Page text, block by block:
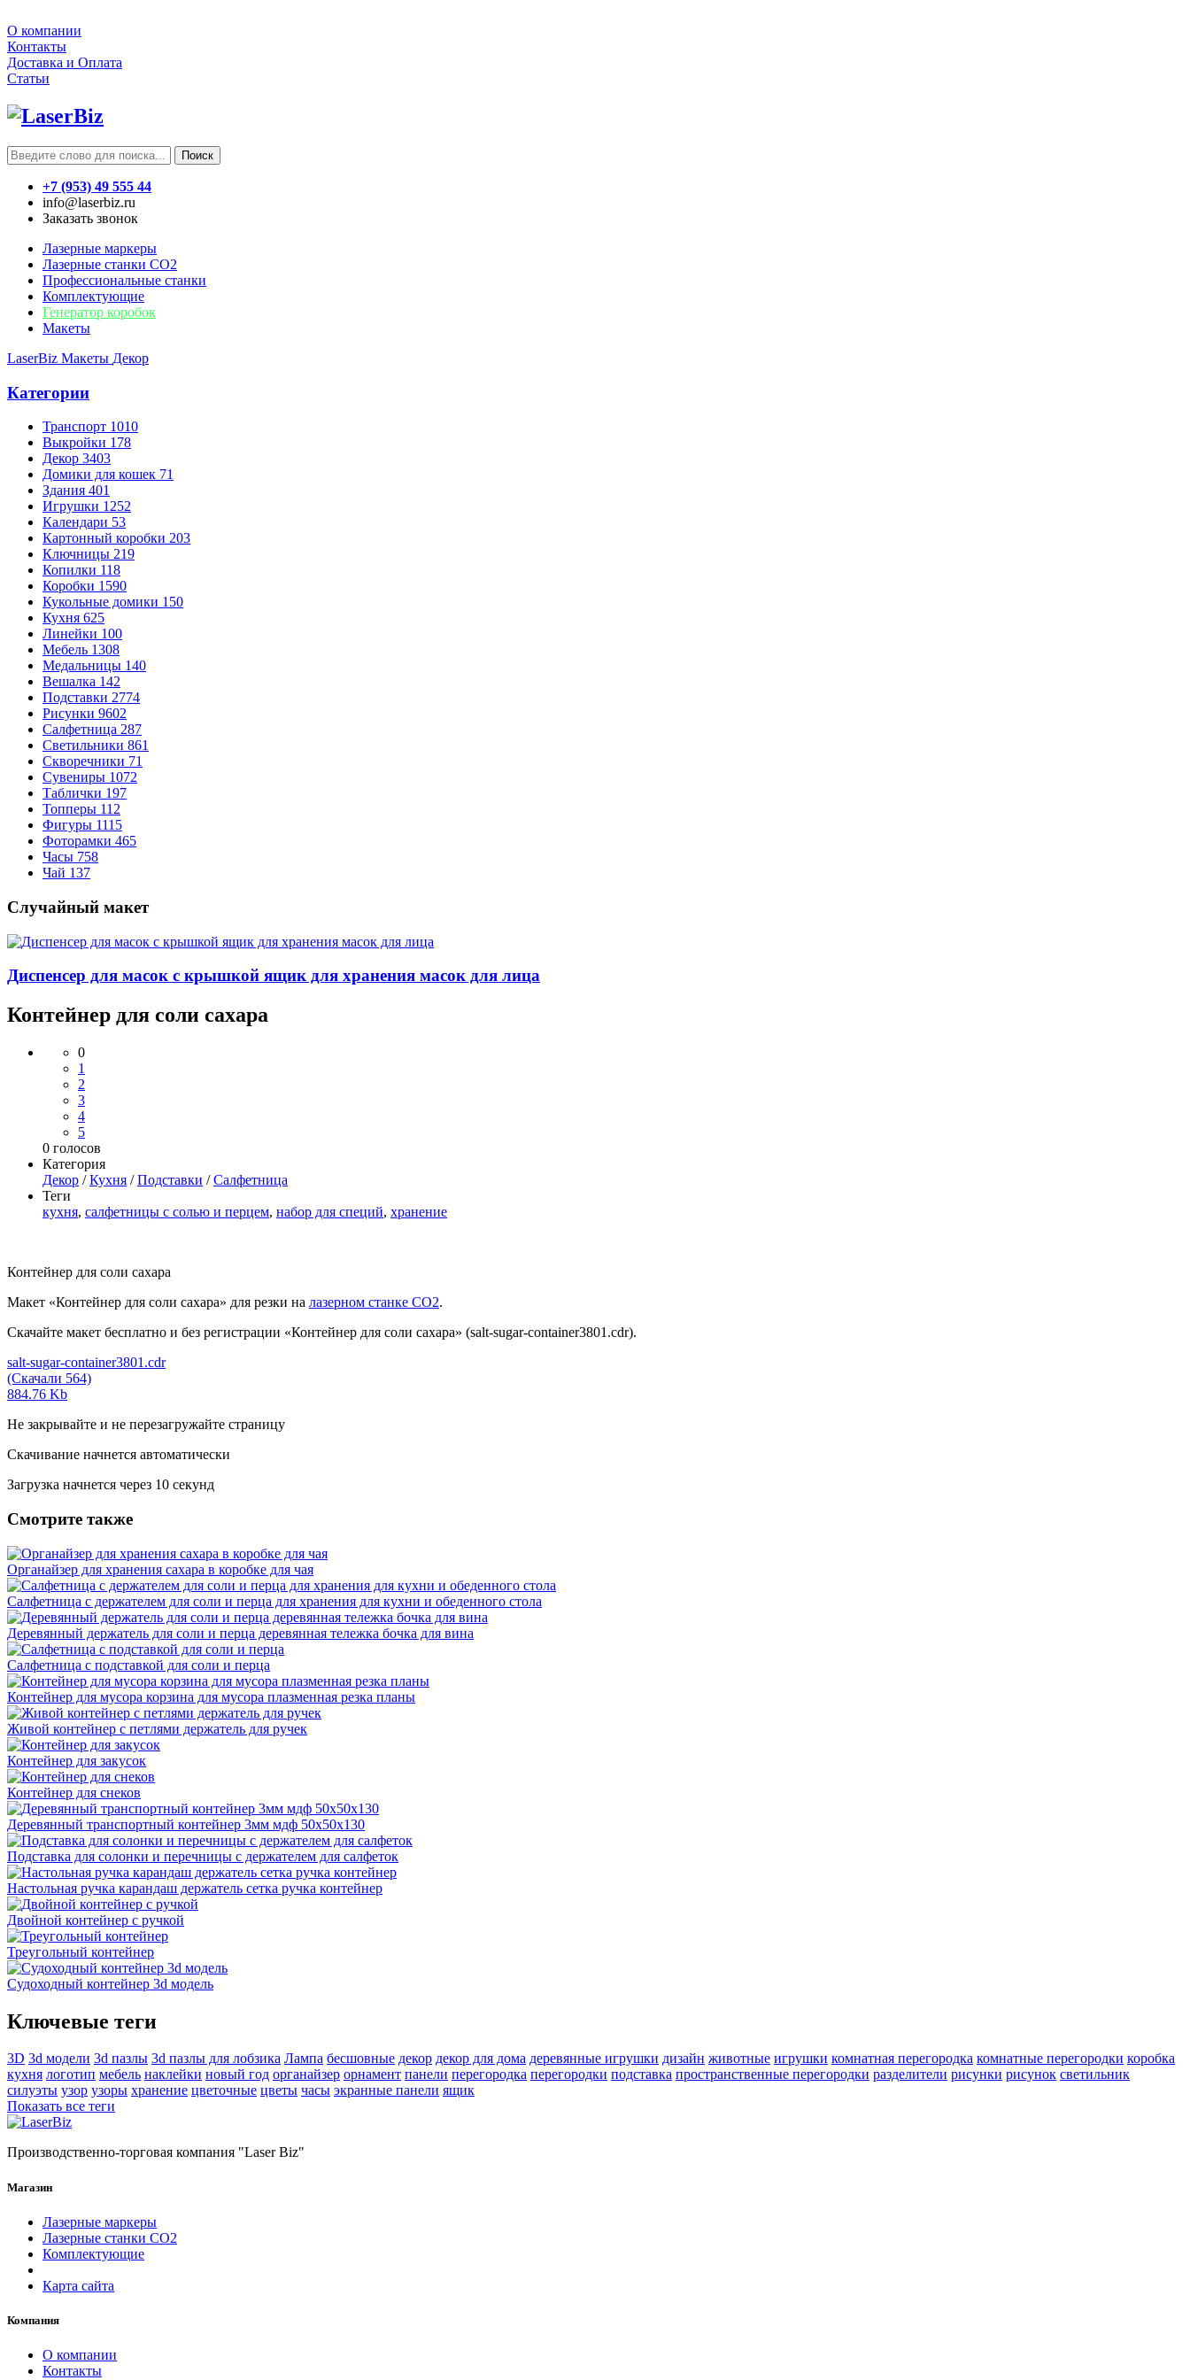
О компании
Контакты
Доставка и Оплата
Статьи
Поиск
+7 (953) 49 555 44
info@laserbiz.ru
Заказать звонок
Лазерные маркеры
Лазерные станки CO2
Профессиональные станки
Комплектующие
Генератор коробок
Макеты
LaserBiz Макеты Декор
Категории
Транспорт 1010
Выкройки 178
Декор 3403
Домики для кошек 71
Здания 401
Игрушки 1252
Календари 53
Картонный коробки 203
Ключницы 219
Копилки 118
Коробки 1590
Кукольные домики 150
Кухня 625
Линейки 100
Мебель 1308
Медальницы 140
Вешалка 142
Подставки 2774
Рисунки 9602
Салфетница 287
Светильники 861
Скворечники 71
Сувениры 1072
Таблички 197
Топперы 112
Фигуры 1115
Фоторамки 465
Часы 758
Чай 137
Случайный макет
Диспенсер для масок с крышкой ящик для хранения масок для лица
Контейнер для соли сахара
0
1
2
3
4
5
0 голосов
Категория
Декор /Кухня /Подставки /Салфетница
Теги
кухня, салфетницы с солью и перцем, набор для специй, хранение
Контейнер для соли сахара
Макет «Контейнер для соли сахара» для резки на лазерном станке СО2.
Скачайте макет бесплатно и без регистрации «Контейнер для соли сахара» (salt-sugar-container3801.cdr).
salt-sugar-container3801.cdr
(Скачали 564)
884.76 Kb
Не закрывайте и не перезагружайте страницу
Скачивание начнется автоматически
Загрузка начнется через 10 секунд
Смотрите также
Органайзер для хранения сахара в коробке для чая
Салфетница с держателем для соли и перца для хранения для кухни и обеденного стола
Деревянный держатель для соли и перца деревянная тележка бочка для вина
Салфетница с подставкой для соли и перца
Контейнер для мусора корзина для мусора плазменная резка планы
Живой контейнер с петлями держатель для ручек
Контейнер для закусок
Контейнер для снеков
Деревянный транспортный контейнер 3мм мдф 50х50х130
Подставка для солонки и перечницы с держателем для салфеток
Настольная ручка карандаш держатель сетка ручка контейнер
Двойной контейнер с ручкой
Треугольный контейнер
Судоходный контейнер 3d модель
Ключевые теги
3D 3d модели 3d пазлы 3d пазлы для лобзика Лампа бесшовные декор декор для дома деревянные игрушки дизайн животные игрушки комнатная перегородка комнатные перегородки коробка
кухня логотип мебель наклейки новый год органайзер орнамент панели перегородка перегородки подставка пространственные перегородки разделители рисунки рисунок светильник
силуэты узор узоры хранение цветочные цветы часы экранные панели ящик
Показать все теги
Производственно-торговая компания "Laser Biz"
Магазин
Лазерные маркеры
Лазерные станки СО2
Комплектующие
Карта сайта
Компания
О компании
Контакты